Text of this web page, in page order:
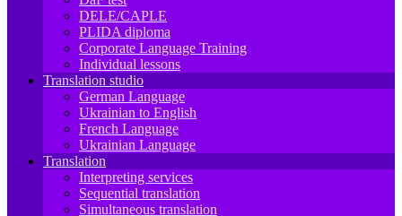
DELE/CAPLE
PLIDA diploma
Corporate Language Training
Individual lessons
Translation studio
German Language
Ukrainian to English
French Language
Ukrainian Language
Translation
Interpreting services
Sequential translation
Simultaneous translation